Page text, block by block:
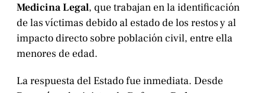
Medicina Legal, que trabajan en la identificación
de las víctimas debido al estado de los restos y al
impacto directo sobre población civil, entre ella
menores de edad.
La respuesta del Estado fue inmediata. Desde